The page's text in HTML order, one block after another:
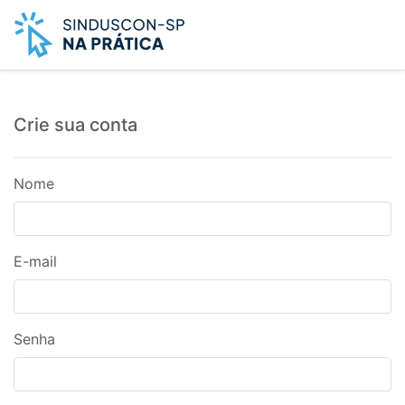
Crie sua conta
Nome
E-mail
Senha